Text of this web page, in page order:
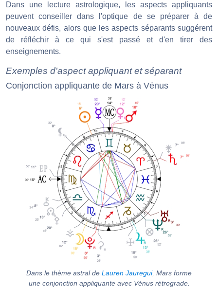
Dans une lecture astrologique, les aspects appliquants
peuvent conseiller dans l'optique de se préparer à de
nouveaux défis, alors que les aspects séparants suggérent
de réfléchir à ce qui s'est passé et d'en tirer des
enseignements.
Exemples d'aspect appliquant et séparant
Conjonction appliquante de Mars à Vénus
Dans le thème astral de Lauren Jauregui, Mars forme
une conjonction appliquante avec Vénus rétrograde.